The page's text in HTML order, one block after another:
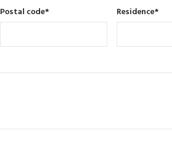
Postal code* Residence*